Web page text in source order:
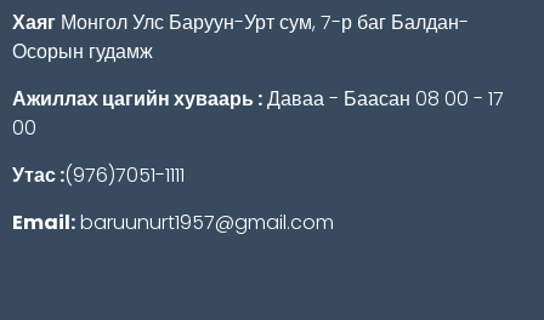
Хаяг Монгол Улс Баруун-Урт сум, 7-р баг Балдан-
Осорын гудамж
Ажиллах цагийн хуваарь :Даваа - Баасан 08 00 - 17
00
Утас :(976)7051-1111
Email:baruunurt1957@gmail.com